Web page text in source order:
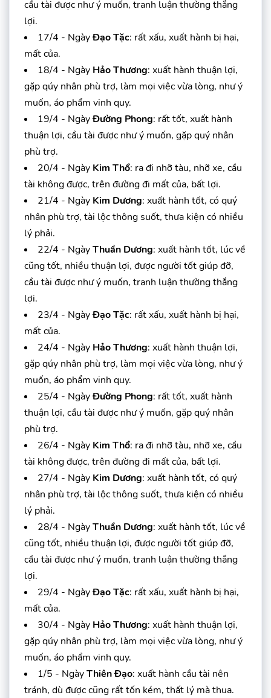
cầu tài được như ý muốn, tranh luận thường thắng
lợi.
17/4 - NgàyĐạo Tặc: rất xấu, xuất hành bị hại,
mất của.
18/4 - Ngày Hảo Thương: xuất hành thuận lợi,
gặp qúy nhân phù trợ, làm mọi việc vừa lòng, như ý
muốn, áo phẩm vinh quy.
19/4 - NgàyĐường Phong: rất tốt, xuất hành
thuận lợi, cầu tài được như ý muốn, gặp quý nhân
phù trợ.
20/4 - Ngày Kim Thổ: ra đi nhỡ tàu, nhỡ xe, cầu
tài không được, trên đường đi mất của, bất lợi.
21/4 - Ngày Kim Dương: xuất hành tốt, có quý
nhân phù trợ, tài lộc thông suốt, thưa kiện có nhiều
lý phải.
22/4 - NgàyThuần Dương: xuất hành tốt, lúc về
cũng tốt, nhiều thuận lợi, được người tốt giúp đỡ,
cầu tài được như ý muốn, tranh luận thường thắng
lợi.
23/4 - NgàyĐạo Tặc: rất xấu, xuất hành bị hại,
mất của.
24/4 - Ngày Hảo Thương: xuất hành thuận lợi,
gặp qúy nhân phù trợ, làm mọi việc vừa lòng, như ý
muốn, áo phẩm vinh quy.
25/4 - NgàyĐường Phong: rất tốt, xuất hành
thuận lợi, cầu tài được như ý muốn, gặp quý nhân
phù trợ.
26/4 - Ngày Kim Thổ: ra đi nhỡ tàu, nhỡ xe, cầu
tài không được, trên đường đi mất của, bất lợi.
27/4 - Ngày Kim Dương: xuất hành tốt, có quý
nhân phù trợ, tài lộc thông suốt, thưa kiện có nhiều
lý phải.
28/4 - NgàyThuần Dương: xuất hành tốt, lúc về
cũng tốt, nhiều thuận lợi, được người tốt giúp đỡ,
cầu tài được như ý muốn, tranh luận thường thắng
lợi.
29/4 - NgàyĐạo Tặc: rất xấu, xuất hành bị hại,
mất của.
30/4 - Ngày Hảo Thương: xuất hành thuận lợi,
gặp qúy nhân phù trợ, làm mọi việc vừa lòng, như ý
muốn, áo phẩm vinh quy.
1/5 - NgàyThiên Đạo: xuất hành cầu tài nên
tránh, dù được cũng rất tốn kém, thất lý mà thua.